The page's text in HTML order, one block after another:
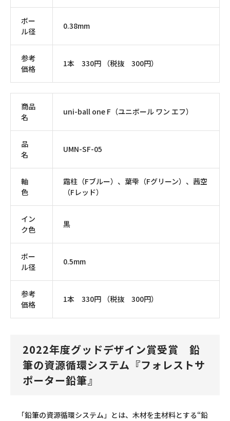
ボー
ル径
0.38mm
参考
価格
1本 330円 （税抜 300円）
商品
名
uni-ball one F（ユニボール ワン エフ）
品
名
UMN-SF-05
軸
色
霜柱（Fブルー）、葉雫（Fグリーン）、茜空
（Fレッド）
イン
ク色
黒
ボー
ル径
0.5mm
参考
価格
1本 330円 （税抜 300円）
2022年度グッドデザイン賞受賞 鉛
筆の資源循環システム『フォレストサ
ポーター鉛筆』
「鉛筆の資源循環システム」とは、木材を主材料とする“鉛